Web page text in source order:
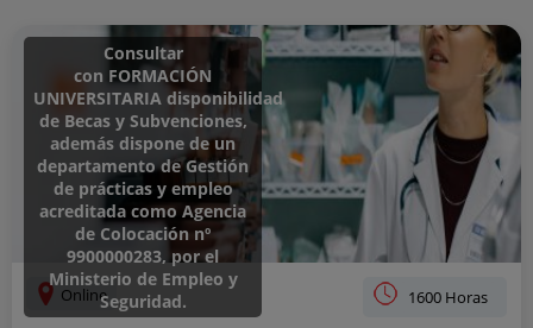
Consultar
con FORMACIÓN
UNIVERSITARIA disponibilidad
de Becas y Subvenciones,
además dispone de un
departamento de Gestión
de prácticas y empleo
acreditada como Agencia
de Colocación nº
9900000283, por el
Ministerio de Empleo y
Seguridad.
Online 1600 Horas